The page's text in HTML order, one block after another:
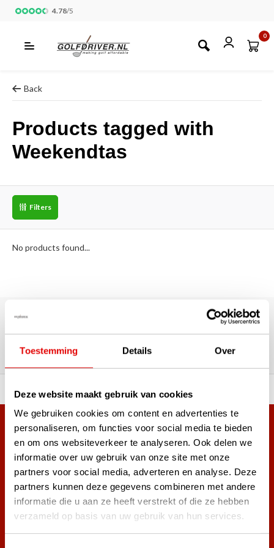
Toestemming Details Over
Deze website maakt gebruik van cookies
We gebruiken cookies om content en advertenties te
personaliseren, om functies voor social media te bieden
en om ons websiteverkeer te analyseren. Ook delen we
informatie over uw gebruik van onze site met onze
partners voor social media, adverteren en analyse. Deze
partners kunnen deze gegevens combineren met andere
informatie die u aan ze heeft verstrekt of die ze hebben
verzameld op basis van uw gebruik van hun services.
4.78/5
0
Back
Products tagged with
Weekendtas
Filters
No products found...
TrustPilot, Google
Reviews: What our customers
say
of premium brands!
+38,000 customers have already subscribed.
Sign up for the newsletter and never miss out on the best
golf deals!